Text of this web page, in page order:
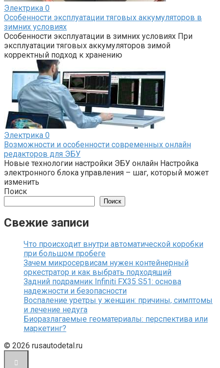
Электрика 0
Особенности эксплуатации тяговых аккумуляторов в
зимних условиях
Особенности эксплуатации в зимних условиях При
эксплуатации тяговых аккумуляторов зимой
корректный подход к хранению
Электрика 0
Возможности и особенности современных онлайн
редакторов для ЭБУ
Новые технологии настройки ЭБУ онлайн Настройка
электронного блока управления – шаг, который может
изменить
Поиск
Поиск
Свежие записи
Что происходит внутри автоматической коробки
при большом пробеге
Зачем микросервисам нужен контейнерный
оркестратор и как выбрать подходящий
Задний подрамник Infiniti FX35 S51: основа
надежности и безопасности
Воспаление уретры у женщин: причины, симптомы
и лечение недуга
Биоразлагаемые геоматериалы: перспектива или
маркетинг?
© 2026 rusautodetal.ru